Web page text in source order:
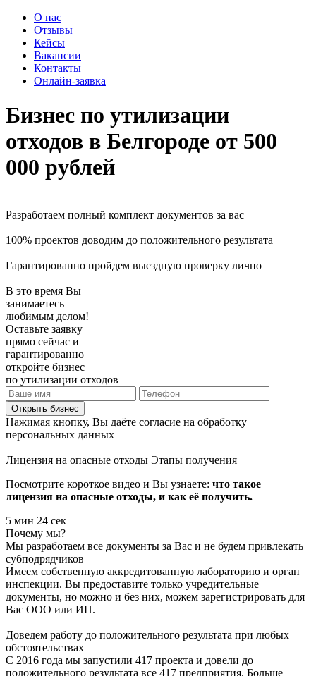
О нас
Отзывы
Кейсы
Вакансии
Контакты
Онлайн-заявка
Бизнес по утилизации
отходов в Белгороде от 500
000 рублей
Разработаем полный комплект документов за вас
100% проектов доводим до положительного результата
Гарантированно пройдем выездную проверку лично
В это время Вы
занимаетесь
любимым делом!
Оставьте заявку
прямо сейчас и
гарантированно
откройте бизнес
по утилизации отходов
Открыть бизнес
Нажимая кнопку, Вы даёте согласие на обработку
персональных данных
Лицензия на опасные отходы Этапы получения
Посмотрите короткое видео и Вы узнаете: что такое
лицензия на опасные отходы, и как её получить.
5 мин 24 сек
Почему мы?
Мы разработаем все документы за Вас и не будем привлекать
субподрядчиков
Имеем собственную аккредитованную лабораторию и орган
инспекции. Вы предоставите только учредительные
документы, но можно и без них, можем зарегистрировать для
Вас ООО или ИП.
Доведем работу до положительного результата при любых
обстоятельствах
С 2016 года мы запустили 417 проекта и довели до
положительного результата все 417 предприятия. Больше